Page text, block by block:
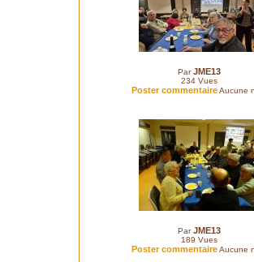
ParJME13
234 Vues
Poster commentaireAucune
ParJME13
189 Vues
Poster commentaireAucune